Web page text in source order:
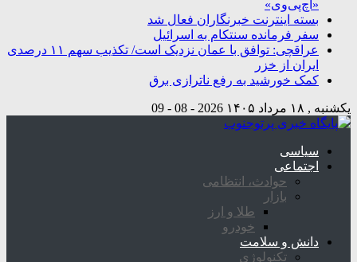
«اچ‌پی‌وی»
بسته اینترنت خبرنگاران فعال شد
سفر فرمانده سنتکام به اسرائیل
عراقچی: توافق با عمان نزدیک است/ تکذیب سهم ۱۱ درصدی
ایران از خزر
کمک خورشید به رفع ناترازی برق
یکشنبه , ۱۸ مرداد ۱۴۰۵ 2026 - 08 - 09
سیاسی
اجتماعی
حوادث، انتظامی
بازار
طلا و ارز
خودرو
دانش و سلامت
تکنولوژی